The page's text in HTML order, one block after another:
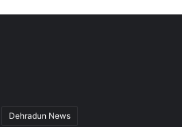
Dehradun News